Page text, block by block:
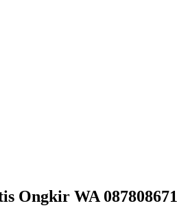
Ongkir WA